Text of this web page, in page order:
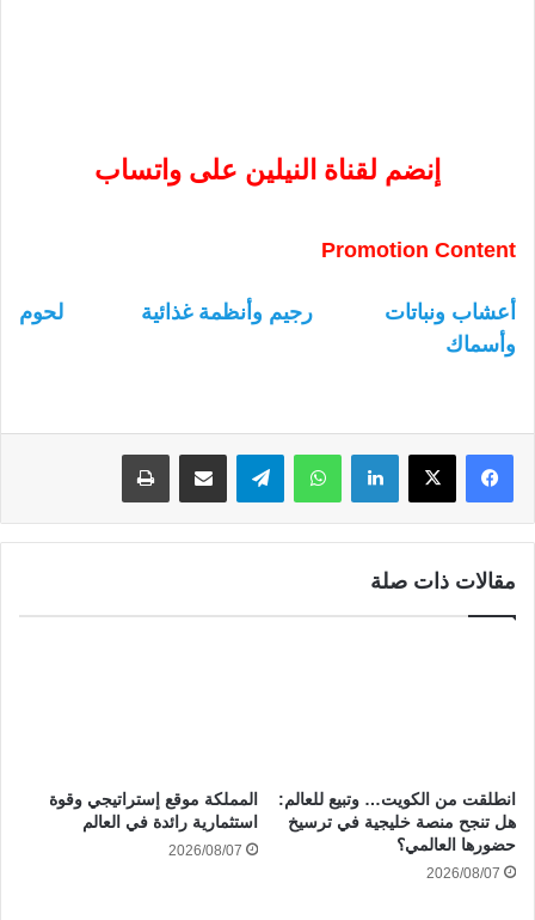
إنضم لقناة النيلين على واتساب
Promotion Content
أعشاب ونباتات رجيم وأنظمة غذائية
لحوم
وأسماك
لينكدإن واتساب
مقالات ذات صلة
انطلقت من الكويت… وتبيع للعالم:
هل تنجح منصة خليجية في ترسيخ
حضورها العالمي؟
2026/08/07
المملكة موقع إستراتيجي وقوة
استثمارية رائدة في العالم
2026/08/07